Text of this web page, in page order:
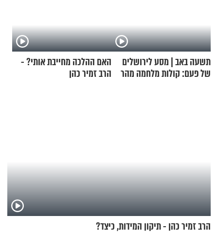
תשעה באב | מסע לירושלים
של פעם: קולות מלחמה מהר
האם ההלכה מחייבת אותי? -
הרב זמיר כהן
הרב זמיר כהן - תיקון המידות, כיצד?